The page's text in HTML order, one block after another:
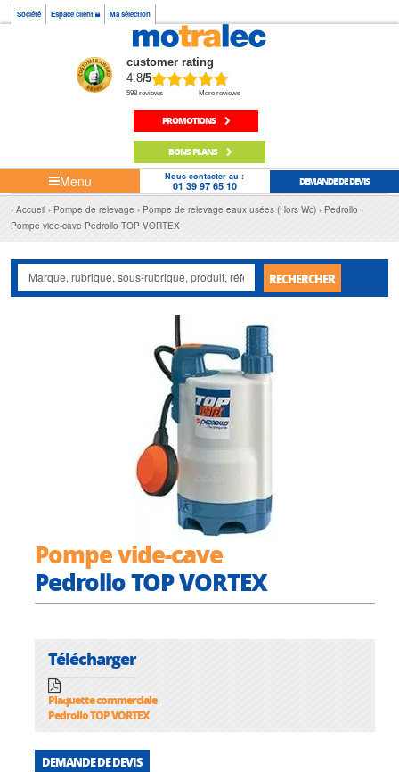
Société Espace client Ma sélection
customer rating
4.8/5
598 reviews More reviews
PROMOTIONS
BONS PLANS
Menu Nous contacter au :
01 39 97 65 10 DEMANDE DE DEVIS
Accueil Pompe de relevage Pompe de relevage eaux usées (Hors Wc)
Pedrollo
Pompe vide-cave Pedrollo TOP VORTEX
RECHERCHER
Pompe vide-cave
Pedrollo TOP VORTEX
Télécharger
Plaquette commerciale
Pedrollo TOP VORTEX
DEMANDE DE DEVIS